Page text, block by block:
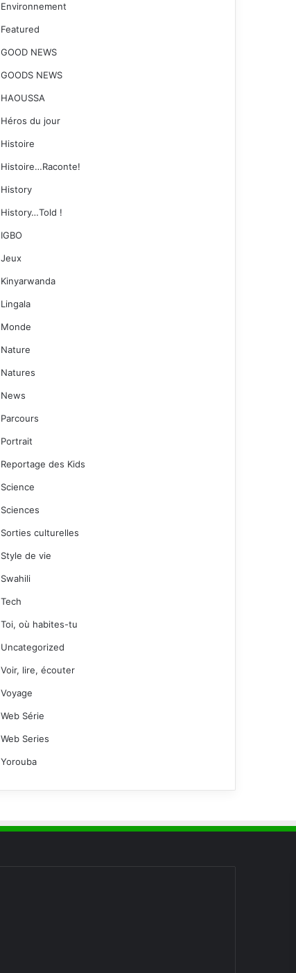
Environnement
Featured
GOOD NEWS
GOODS NEWS
HAOUSSA
Héros du jour
Histoire
Histoire…Raconte!
History
History…Told !
IGBO
Jeux
Kinyarwanda
Lingala
Monde
Nature
Natures
News
Parcours
Portrait
Reportage des Kids
Science
Sciences
Sorties culturelles
Style de vie
Swahili
Tech
Toi, où habites-tu
Uncategorized
Voir, lire, écouter
Voyage
Web Série
Web Series
Yorouba